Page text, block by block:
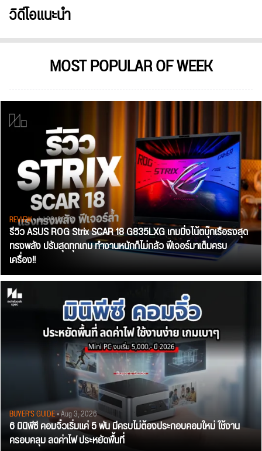
วิดีโอแนะนำ
MOST POPULAR OF WEEK
REVIEW• Jul 28, 2026
รีวิว ASUS ROG Strix SCAR 18 G835LXG เกมมิ่งโน้ตบุ๊กเรือธงสุด
ทรงพลัง ปรับสุดทุกเกม ทำงานหนักก็ไม่กลัว ฟีเจอร์มาเต็มครบ
เครื่อง!!
BUYER'S GUIDE• Aug 3, 2026
6 มินิพีซี คอมจิ๋วเริ่มแค่ 5 พัน มีครบไม่ต้องประกอบคอมใหม่ ใช้งาน
ครอบคลุม ลดค่าไฟ ประหยัดพื้นที่